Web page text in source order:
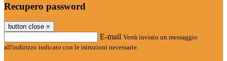
Recupero password
button close ×
E-mail Verrà inviato un messaggio
all'indirizzo indicato con le istruzioni necessarie.